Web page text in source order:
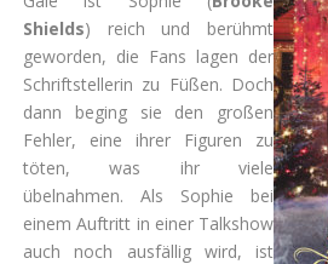
Shields) reich und berühmt
geworden, die Fans lagen der
Schriftstellerin zu Füßen. Doch
dann beging sie den großen
Fehler, eine ihrer Figuren zu
töten, was ihr viele
übelnahmen. Als Sophie bei
einem Auftritt in einer Talkshow
auch noch ausfällig wird, ist